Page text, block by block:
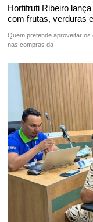
Hortifruti Ribeiro
com frutas, verduras
Quem pretende aproveitar
nas compras da